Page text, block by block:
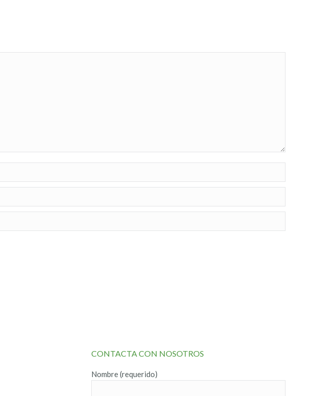
CONTACTA CON NOSOTROS
Nombre (requerido)